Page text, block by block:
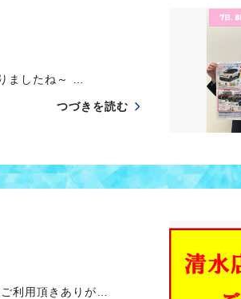
したね～ …
つづきを読む
利用頂きありが…